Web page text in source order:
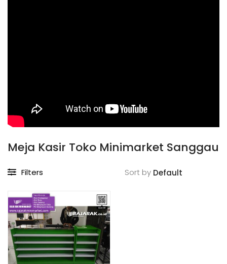
Meja Kasir Toko Minimarket Sanggau
Filters Sort by